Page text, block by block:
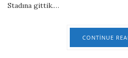
Stadına gittik.…
CONTINUE